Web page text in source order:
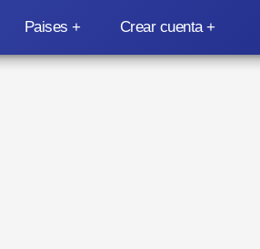
Paises Crear cuenta